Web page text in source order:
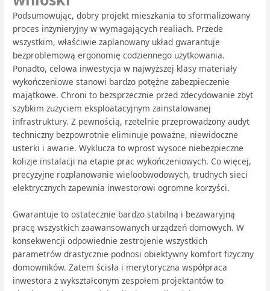
Podsumowując, dobry projekt mieszkania to sformalizowany
proces inżynieryjny w wymagających realiach. Przede
wszystkim, właściwie zaplanowany układ gwarantuje
bezproblemową ergonomię codziennego użytkowania.
Ponadto, celowa inwestycja w najwyższej klasy materiały
wykończeniowe stanowi bardzo potężne zabezpieczenie
majątkowe. Chroni to bezsprzecznie przed zdecydowanie zbyt
szybkim zużyciem eksploatacyjnym zainstalowanej
infrastruktury. Z pewnością, rzetelnie przeprowadzony audyt
techniczny bezpowrotnie eliminuje poważne, niewidoczne
usterki i awarie. Wyklucza to wprost wysoce niebezpieczne
kolizje instalacji na etapie prac wykończeniowych. Co więcej,
precyzyjne rozplanowanie wieloobwodowych, trudnych sieci
elektrycznych zapewnia inwestorowi ogromne korzyści.
Gwarantuje to ostatecznie bardzo stabilną i bezawaryjną
pracę wszystkich zaawansowanych urządzeń domowych. W
konsekwencji odpowiednie zestrojenie wszystkich
parametrów drastycznie podnosi obiektywny komfort fizyczny
domowników. Zatem ścisła i merytoryczna współpraca
inwestora z wykształconym zespołem projektantów to